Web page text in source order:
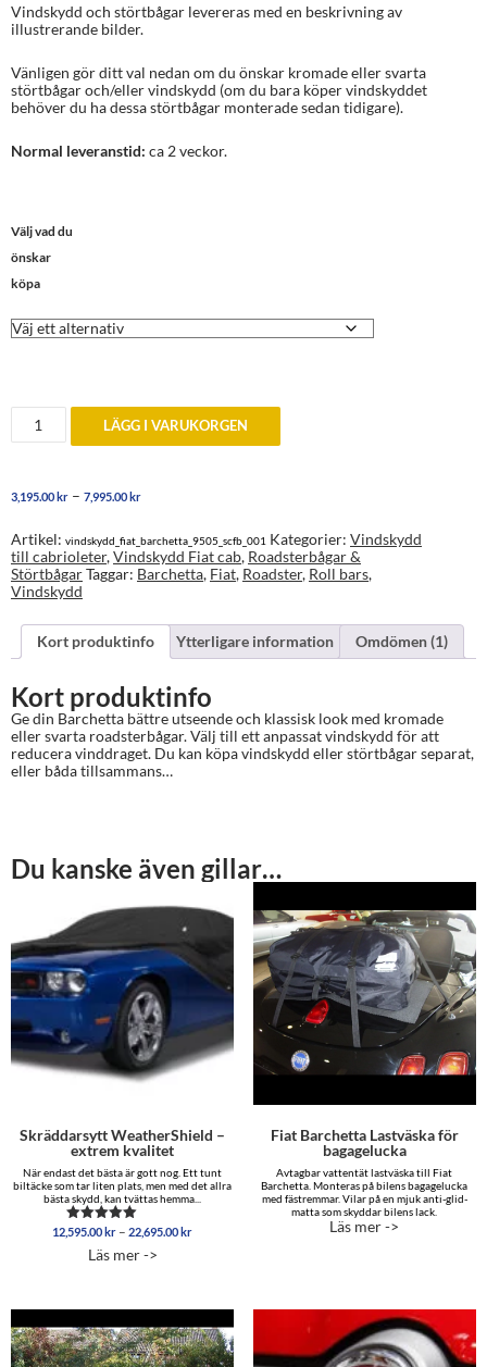
Vindskydd och störtbågar levereras med en beskrivning av
illustrerande bilder.
Vänligen gör ditt val nedan om du önskar kromade eller svarta
störtbågar och/eller vindskydd (om du bara köper vindskyddet
behöver du ha dessa störtbågar monterade sedan tidigare).
Normal leveranstid: ca 2 veckor.
Välj vad du
önskar
köpa
Fiat
Barchetta
1995-
med
utan
vindskydd
mängd
LÄGG I VARUKORGEN
3,195.00kr – 7,995.00krPrisintervall:
7,995.00 kr
Artikel: vindskydd_fiat_barchetta_9505_scfb_001 Kategorier: Vindskydd
till cabrioleter,Vindskydd Fiat cab, Roadsterbågar &
StörtbågarTaggar: Barchetta, Fiat, Roadster, Roll bars,
Vindskydd
Kort produktinfo Ytterligare information Omdömen (1)
Kort produktinfo
Ge din Barchetta bättre utseende och klassisk look med kromade
eller svarta roadsterbågar. Välj till ett anpassat vindskydd för att
reducera vinddraget. Du kan köpa vindskydd eller störtbågar separat,
eller båda tillsammans…
Du kanske även gillar…
Skräddarsytt WeatherShield –
extrem kvalitet
När endast det bästa är gott nog. Ett tunt
biltäcke som tar liten plats, men med det allra
bästa skydd, kan tvättas hemma...
Betygsatt
av 5
12,595.00 kr – 22,695.00 krPrisintervall:
Läs mer ->
Fiat Barchetta Lastväska för
bagagelucka
Avtagbar vattentät lastväska till Fiat
Barchetta. Monteras på bilens bagagelucka
med fästremmar. Vilar på en mjuk anti-glid-
matta som skyddar bilens lack.
Läs mer ->